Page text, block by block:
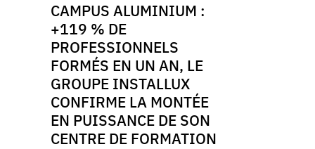
CAMPUS ALUMINIUM :
+119 % DE
PROFESSIONNELS
FORMÉS EN UN AN, LE
GROUPE INSTALLUX
CONFIRME LA MONTÉE
EN PUISSANCE DE SON
CENTRE DE FORMATION